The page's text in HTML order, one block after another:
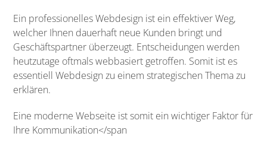
Ein professionelles Webdesign ist ein effektiver Weg,
welcher Ihnen dauerhaft neue Kunden bringt und
Geschäftspartner überzeugt. Entscheidungen werden
heutzutage oftmals webbasiert getroffen. Somit ist es
essentiell Webdesign zu einem strategischen Thema zu
erklären.
Eine moderne Webseite ist somit ein wichtiger Faktor für
Ihre Kommunikation</span